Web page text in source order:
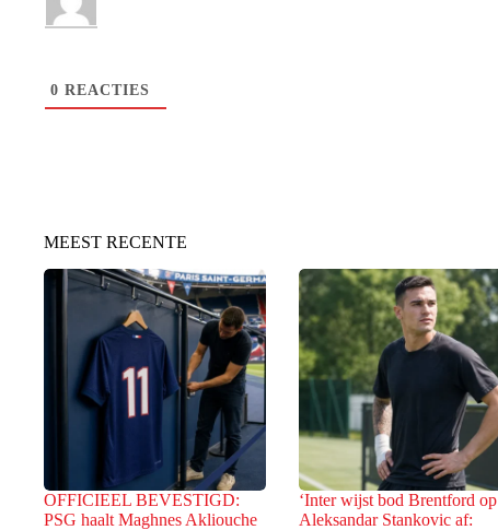
0 REACTIES
MEEST RECENTE
OFFICIEEL BEVESTIGD:
PSG haalt Maghnes Akliouche
‘Inter wijst bod Brentford op
Aleksandar Stankovic af: